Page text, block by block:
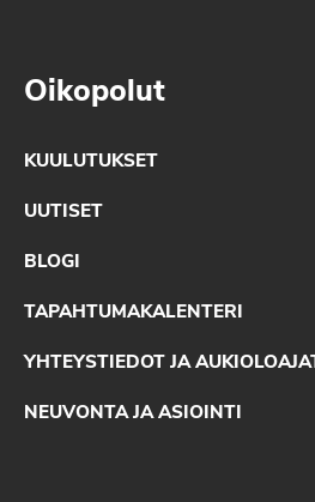
Oikopolut
KUULUTUKSET
UUTISET
BLOGI
TAPAHTUMAKALENTERI
YHTEYSTIEDOT JA AUKIOLOAJAT
NEUVONTA JA ASIOINTI